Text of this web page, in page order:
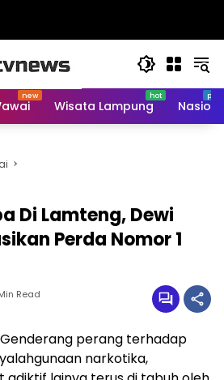
Wisata Lampung
Di Lamteng, Dewi
Perda Nomor 1
Read
perang terhadap
narkotika,